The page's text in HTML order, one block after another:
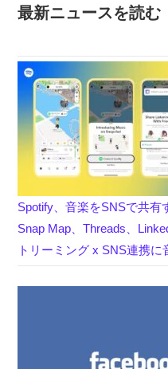
最新ニュースを読む
Spotify、音楽をSNSで共有
Snap Map、Threads、
トリーミング x SNS連携